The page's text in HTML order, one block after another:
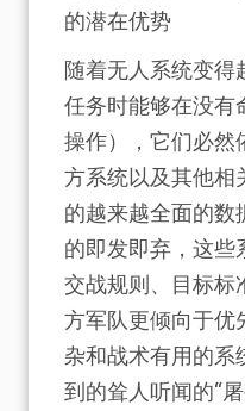
的潜在优势
随着无人系统变得
任务时能够在没有
操作），它们必然
方系统以及其他相
的越来越全面的数
的即发即弃，这些
交战规则、目标标
方军队更倾向于优
杂和战术有用的系
到的耸人听闻的“